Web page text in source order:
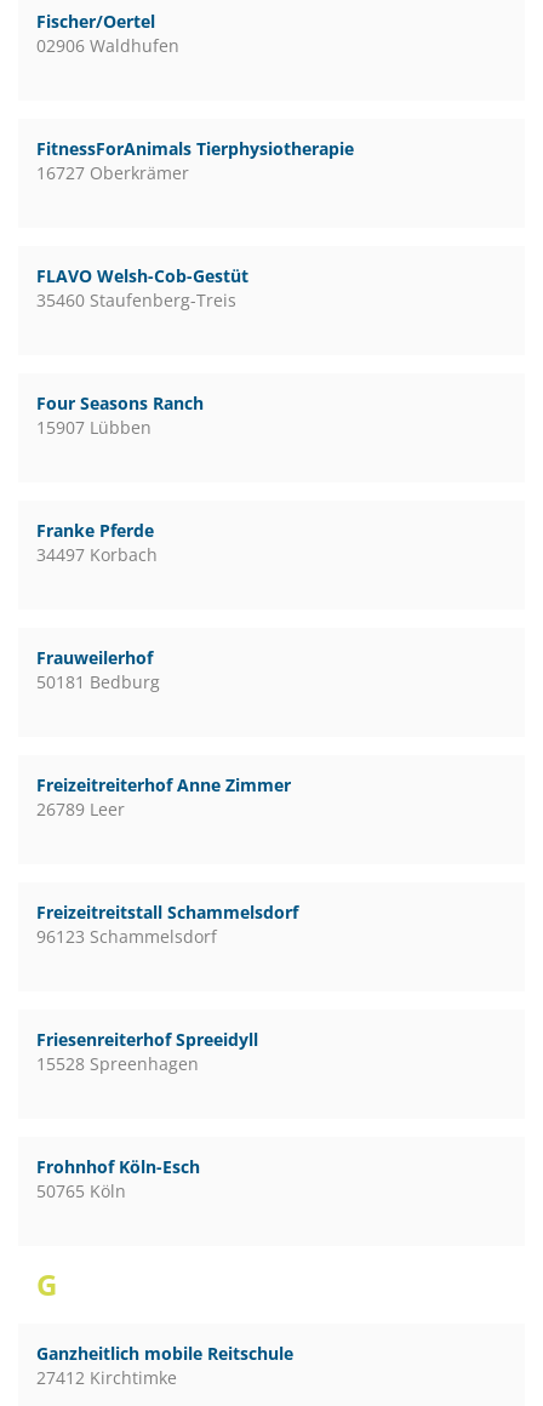
Fischer/Oertel
02906 Waldhufen
FitnessForAnimals Tierphysiotherapie
16727 Oberkrämer
FLAVO Welsh-Cob-Gestüt
35460 Staufenberg-Treis
Four Seasons Ranch
15907 Lübben
Franke Pferde
34497 Korbach
Frauweilerhof
50181 Bedburg
Freizeitreiterhof Anne Zimmer
26789 Leer
Freizeitreitstall Schammelsdorf
96123 Schammelsdorf
Friesenreiterhof Spreeidyll
15528 Spreenhagen
Frohnhof Köln-Esch
50765 Köln
G
Ganzheitlich mobile Reitschule
27412 Kirchtimke